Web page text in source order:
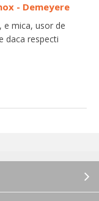
- Demeyere
e mica, usor de
daca respecti